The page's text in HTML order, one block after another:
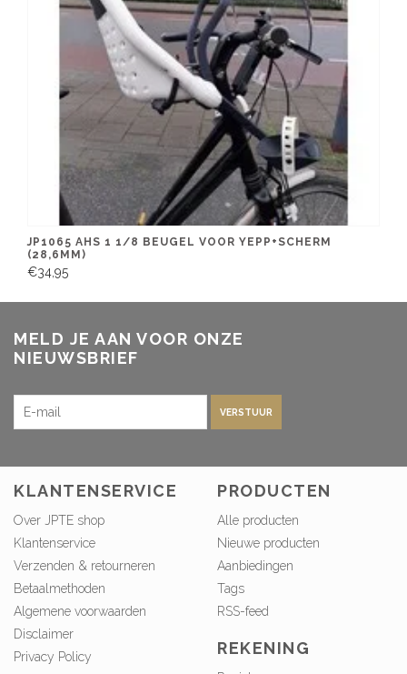
JP1065 AHS 1 1/8 BEUGEL VOOR YEPP+SCHERM
(28,6MM)
€34,95
MELD JE AAN VOOR ONZE
NIEUWSBRIEF
VERSTUUR
KLANTENSERVICE
Over JPTE shop
Klantenservice
Verzenden & retourneren
Betaalmethoden
Algemene voorwaarden
Disclaimer
Privacy Policy
PRODUCTEN
Alle producten
Nieuwe producten
Aanbiedingen
Tags
RSS-feed
REKENING